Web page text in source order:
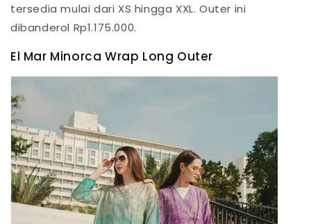
tersedia mulai dari XS hingga XXL. Outer ini
dibanderol Rp1.175.000.
El Mar Minorca Wrap Long Outer